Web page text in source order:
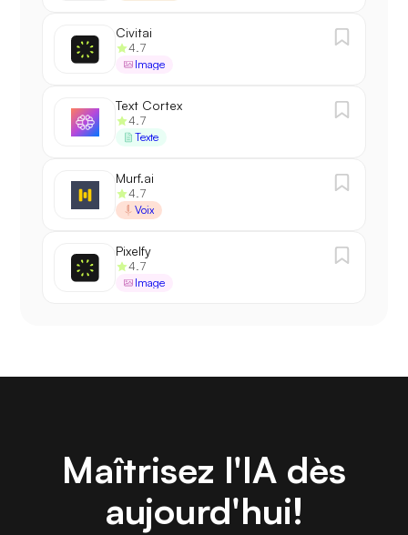
Civitai
4.7
Image
Text Cortex
4.7
Texte
Murf.ai
4.7
Voix
Pixelfy
4.7
Image
Maîtrisez l'IA dès
aujourd'hui!